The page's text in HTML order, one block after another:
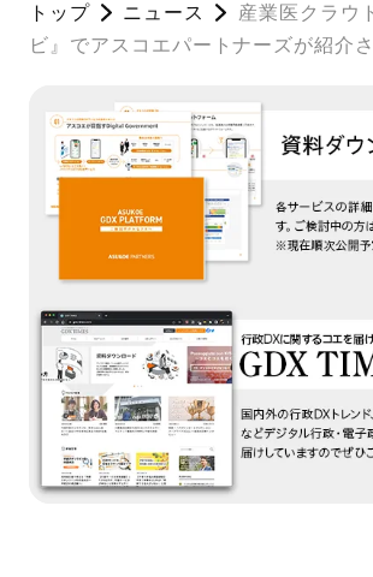
トップ ニュース
産業医クラウ
ビ』でアスコエパートナーズが紹介